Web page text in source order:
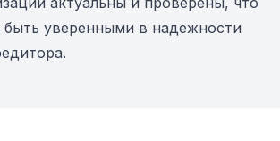
быть уверенными в надежности